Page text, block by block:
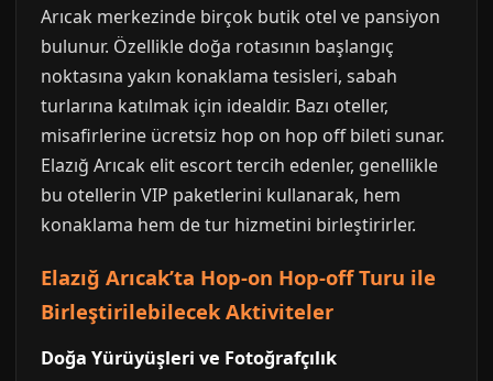
Arıcak merkezinde birçok butik otel ve pansiyon
bulunur. Özellikle doğa rotasının başlangıç
noktasına yakın konaklama tesisleri, sabah
turlarına katılmak için idealdir. Bazı oteller,
misafirlerine ücretsiz hop on hop off bileti sunar.
Elazığ Arıcak elit escort tercih edenler, genellikle
bu otellerin VIP paketlerini kullanarak, hem
konaklama hem de tur hizmetini birleştirirler.
Elazığ Arıcak’ta Hop-on Hop-off Turu ile
Birleştirilebilecek Aktiviteler
Doğa Yürüyüşleri ve Fotoğrafçılık